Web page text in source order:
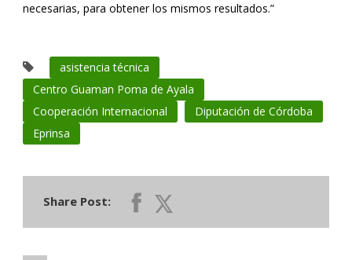
necesarias, para obtener los mismos resultados.”
asistencia técnica
Centro Guaman Poma de Ayala
Cooperación Internacional
Diputación de Córdoba
Eprinsa
Share Post: